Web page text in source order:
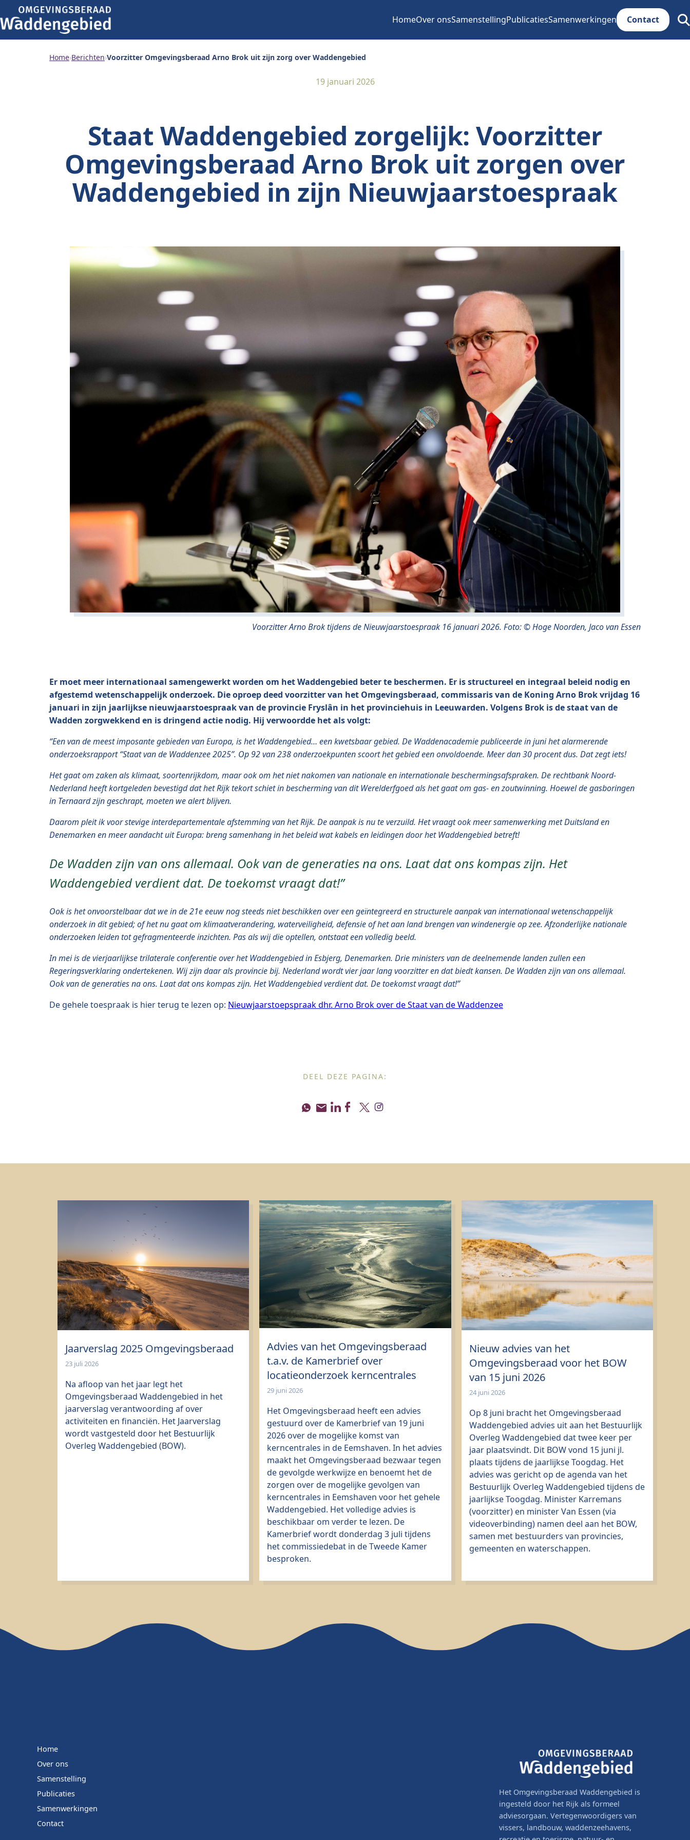
HomeOver onsSamenstellingPublicatiesSamenwerkingen Contact
Home›Berichten›Voorzitter Omgevingsberaad Arno Brok uit zijn zorg over Waddengebied
19 januari 2026
Staat Waddengebied zorgelijk: Voorzitter
Omgevingsberaad Arno Brok uit zorgen over
Waddengebied in zijn Nieuwjaarstoespraak
Voorzitter Arno Brok tijdens de Nieuwjaarstoespraak 16 januari 2026. Foto: © Hoge Noorden, Jaco van Essen
Er moet meer internationaal samengewerkt worden om het Waddengebied beter te beschermen. Er is structureel en integraal beleid nodig en
afgestemd wetenschappelijk onderzoek. Die oproep deed voorzitter van het Omgevingsberaad, commissaris van de Koning Arno Brok vrijdag 16
januari in zijn jaarlijkse nieuwjaarstoespraak van de provincie Fryslân in het provinciehuis in Leeuwarden. Volgens Brok is de staat van de
Wadden zorgwekkend en is dringend actie nodig. Hij verwoordde het als volgt:
“Een van de meest imposante gebieden van Europa, is het Waddengebied… een kwetsbaar gebied. De Waddenacademie publiceerde in juni het alarmerende
onderzoeksrapport “Staat van de Waddenzee 2025”. Op 92 van 238 onderzoekpunten scoort het gebied een onvoldoende. Meer dan 30 procent dus. Dat zegt iets!
Het gaat om zaken als klimaat, soortenrijkdom, maar ook om het niet nakomen van nationale en internationale beschermingsafspraken. De rechtbank Noord-
Nederland heeft kortgeleden bevestigd dat het Rijk tekort schiet in bescherming van dit Werelderfgoed als het gaat om gas- en zoutwinning. Hoewel de gasboringen
in Ternaard zijn geschrapt, moeten we alert blijven.
Daarom pleit ik voor stevige interdepartementale afstemming van het Rijk. De aanpak is nu te verzuild. Het vraagt ook meer samenwerking met Duitsland en
Denemarken en meer aandacht uit Europa: breng samenhang in het beleid wat kabels en leidingen door het Waddengebied betreft!
De Wadden zijn van ons allemaal. Ook van de generaties na ons. Laat dat ons kompas zijn. Het
Waddengebied verdient dat. De toekomst vraagt dat!”
Ook is het onvoorstelbaar dat we in de 21e eeuw nog steeds niet beschikken over een geïntegreerd en structurele aanpak van internationaal wetenschappelijk
onderzoek in dit gebied; of het nu gaat om klimaatverandering, waterveiligheid, defensie of het aan land brengen van windenergie op zee. Afzonderlijke nationale
onderzoeken leiden tot gefragmenteerde inzichten. Pas als wij die optellen, ontstaat een volledig beeld.
In mei is de vierjaarlijkse trilaterale conferentie over het Waddengebied in Esbjerg, Denemarken. Drie ministers van de deelnemende landen zullen een
Regeringsverklaring ondertekenen. Wij zijn daar als provincie bij. Nederland wordt vier jaar lang voorzitter en dat biedt kansen. De Wadden zijn van ons allemaal.
Ook van de generaties na ons. Laat dat ons kompas zijn. Het Waddengebied verdient dat. De toekomst vraagt dat!”
De gehele toespraak is hier terug te lezen op: Nieuwjaarstoepspraak dhr. Arno Brok over de Staat van de Waddenzee
DEEL DEZE PAGINA:
Jaarverslag 2025 Omgevingsberaad
23 juli 2026
Na afloop van het jaar legt het
Omgevingsberaad Waddengebied in het
jaarverslag verantwoording af over
activiteiten en financiën. Het Jaarverslag
wordt vastgesteld door het Bestuurlijk
Overleg Waddengebied (BOW).
Advies van het Omgevingsberaad
t.a.v. de Kamerbrief over
locatieonderzoek kerncentrales
29 juni 2026
Het Omgevingsberaad heeft een advies
gestuurd over de Kamerbrief van 19 juni
2026 over de mogelijke komst van
kerncentrales in de Eemshaven. In het advies
maakt het Omgevingsberaad bezwaar tegen
de gevolgde werkwijze en benoemt het de
zorgen over de mogelijke gevolgen van
kerncentrales in Eemshaven voor het gehele
Waddengebied. Het volledige advies is
beschikbaar om verder te lezen. De
Kamerbrief wordt donderdag 3 juli tijdens
het commissiedebat in de Tweede Kamer
besproken.
Nieuw advies van het
Omgevingsberaad voor het BOW
van 15 juni 2026
24 juni 2026
Op 8 juni bracht het Omgevingsberaad
Waddengebied advies uit aan het Bestuurlijk
Overleg Waddengebied dat twee keer per
jaar plaatsvindt. Dit BOW vond 15 juni jl.
plaats tijdens de jaarlijkse Toogdag. Het
advies was gericht op de agenda van het
Bestuurlijk Overleg Waddengebied tijdens de
jaarlijkse Toogdag. Minister Karremans
(voorzitter) en minister Van Essen (via
videoverbinding) namen deel aan het BOW,
samen met bestuurders van provincies,
gemeenten en waterschappen.
Home
Over ons
Samenstelling
Publicaties
Samenwerkingen
Contact
Het Omgevingsberaad Waddengebied is
ingesteld door het Rijk als formeel
adviesorgaan. Vertegenwoordigers van
vissers, landbouw, waddenzeehavens,